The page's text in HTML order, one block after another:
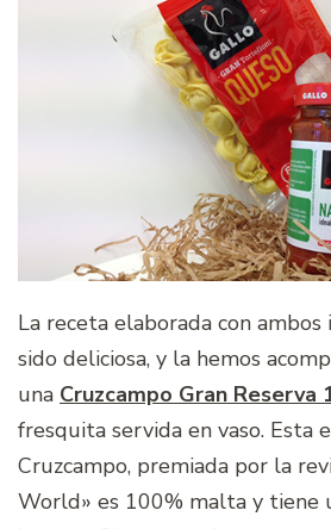
La receta elaborada con
sido deliciosa, y la hemos
una Cruzcampo Gran Reserva
fresquita servida en vaso. Esta
Cruzcampo, premiada por la
World» es 100% malta y tiene